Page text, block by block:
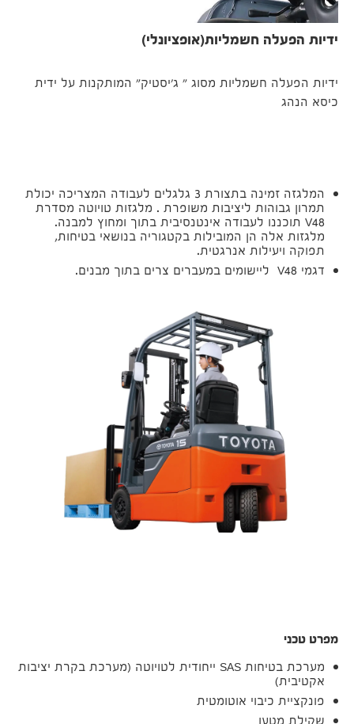
ידיות הפעלה חשמליות(אופציונלי)
ידיות הפעלה חשמליות מסוג " ג'יסטיק" המותקנות על ידית
כיסא הנהג
המלגזה זמינה בתצורת 3 גלגלים לעבודה המצריכה יכולת
תמרון גבוהות ליציבות משופרת . מלגזות טויוטה מסדרת
V48 תוכננו לעבודה אינטנסיבית בתוך ומחוץ למבנה.
מלגזות אלה הן המובילות בקטגוריה בנושאי בטיחות,
תפוקה ויעילות אנרגטית.
דגמי V48 ליישומים במעברים צרים בתוך מבנים.
מפרט טכני
מערכת בטיחות SAS ייחודית לטויוטה (מערכת בקרת יציבות
אקטיבית)
פונקציית כיבוי אוטומטית